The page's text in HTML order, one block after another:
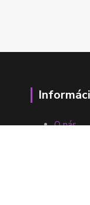
O nás